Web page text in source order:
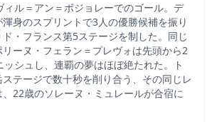
ル＝アン＝ボジョレーでのゴール。デ
身のスプリントで3人の優勝候補を振り
・フランス第5ステージを制した。同じ
ーヌ・フェラン＝プレヴォは先頭から2
シュし、連覇の夢はほぼ絶たれた。ト
テージで数十秒を削り合う、その同じレ
22歳のソレーヌ・ミュレールが合宿に